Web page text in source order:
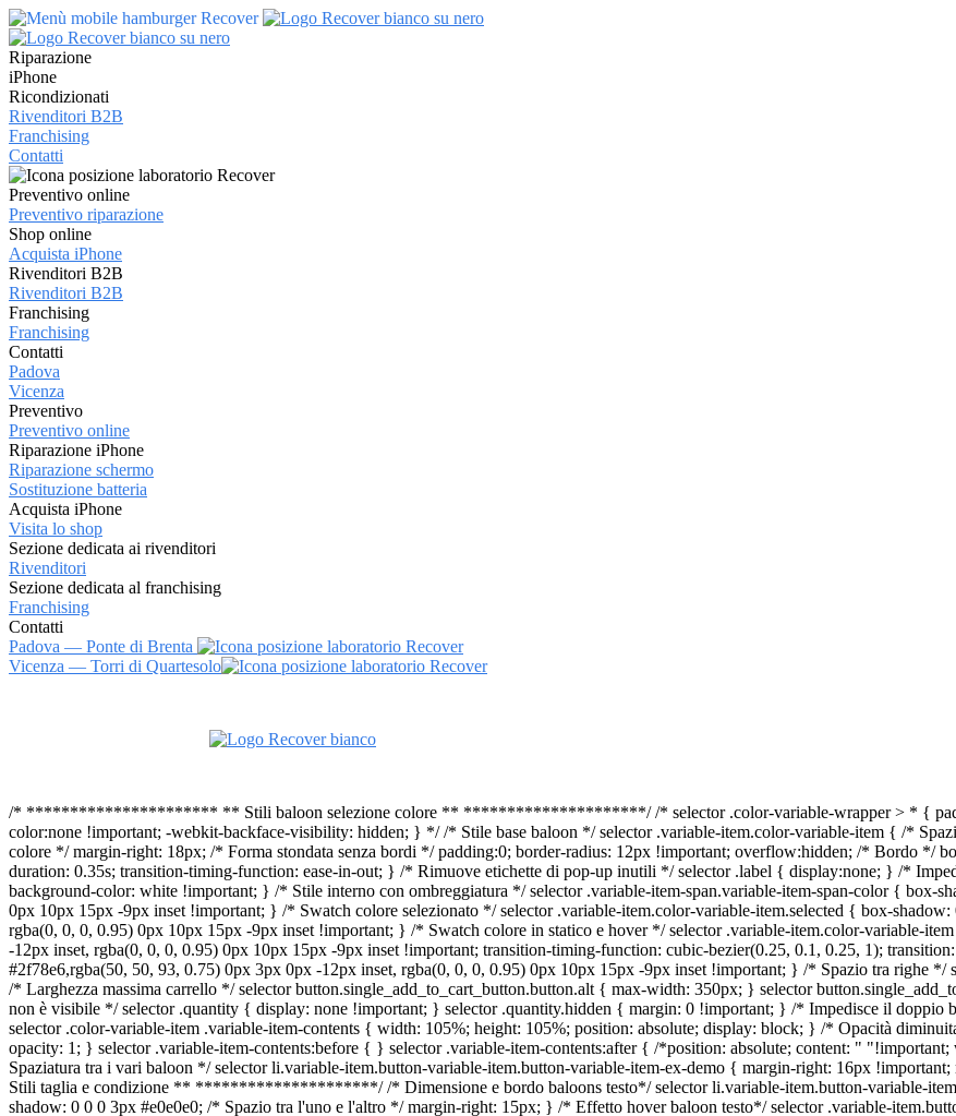
Riparazione
iPhone
Ricondizionati
Rivenditori B2B
Franchising
Contatti
Preventivo online
Preventivo riparazione
Shop online
Acquista iPhone
Rivenditori B2B
Rivenditori B2B
Franchising
Franchising
Contatti
Padova
Vicenza
Preventivo
Preventivo online
Riparazione iPhone
Riparazione schermo
Sostituzione batteria
Acquista iPhone
Visita lo shop
Sezione dedicata ai rivenditori
Rivenditori
Sezione dedicata al franchising
Franchising
Contatti
Padova — Ponte di Brenta
Vicenza — Torri di Quartesolo
/* ********************** ** Stili baloon selezione colore ** *********************/ /* selector .color-variable-wrapper > * {
color:none !important; -webkit-backface-visibility: hidden; } */ /* Stile base baloon */ selector .variable-item.color-variable-item { /*
colore */ margin-right: 18px; /* Forma stondata senza bordi */ padding:0; border-radius: 12px !important; overflow:hidden; /* Bordo */
duration: 0.35s; transition-timing-function: ease-in-out; } /* Rimuove etichette di pop-up inutili */ selector .label { display:none; } /*
background-color: white !important; } /* Stile interno con ombreggiatura */ selector .variable-item-span.variable-item-span-color { box-
0px 10px 15px -9px inset !important; } /* Swatch colore selezionato */ selector .variable-item.color-variable-item.selected { box-
rgba(0, 0, 0, 0.95) 0px 10px 15px -9px inset !important; } /* Swatch colore in statico e hover */ selector .variable-item.color-variable-
-12px inset, rgba(0, 0, 0, 0.95) 0px 10px 15px -9px inset !important; transition-timing-function: cubic-bezier(0.25, 0.1, 0.25, 1);
#2f78e6,rgba(50, 50, 93, 0.75) 0px 3px 0px -12px inset, rgba(0, 0, 0, 0.95) 0px 10px 15px -9px inset !important; } /* Spazio tra righe
/* Larghezza massima carrello */ selector button.single_add_to_cart_button.button.alt { max-width: 350px; } selector
non è visibile */ selector .quantity { display: none !important; } selector .quantity.hidden { margin: 0 !important; } /* Impedisce il doppio
selector .color-variable-item .variable-item-contents { width: 105%; height: 105%; position: absolute; display: block; } /* Opacità
opacity: 1; } selector .variable-item-contents:before { } selector .variable-item-contents:after { /*position: absolute; content: "
Spaziatura tra i vari baloon */ selector li.variable-item.button-variable-item.button-variable-item-ex-demo { margin-right: 16px
Stili taglia e condizione ** *********************/ /* Dimensione e bordo baloons testo*/ selector li.variable-item.button-variable-
shadow: 0 0 0 3px #e0e0e0; /* Spazio tra l'uno e l'altro */ margin-right: 15px; } /* Effetto hover baloon testo*/ selector .variable-